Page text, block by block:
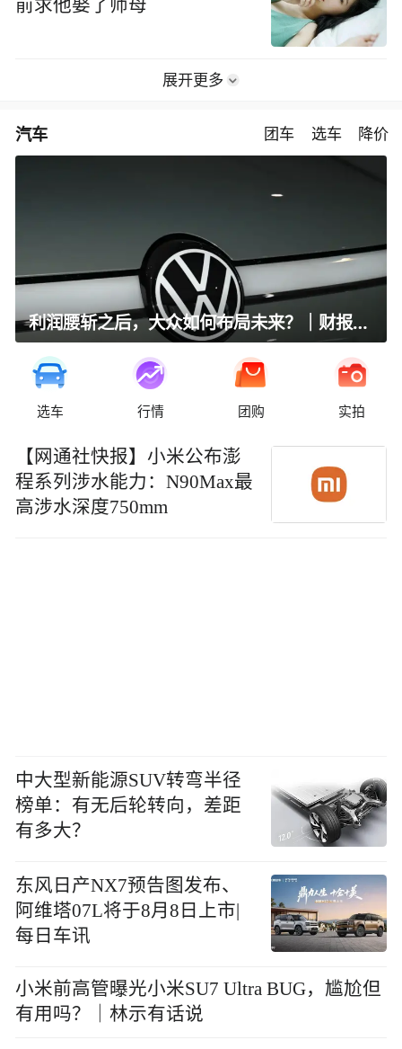
前求他娶了师母
展开更多
汽车 团车 选车 降价
利润腰斩之后，大众如何布局未来？｜财报全视角
选车 行情 团购 实拍
【网通社快报】小米公布澎
程系列涉水能力：N90Max最
高涉水深度750mm
中大型新能源SUV转弯半径
榜单：有无后轮转向，差距
有多大？
东风日产NX7预告图发布、
阿维塔07L将于8月8日上市|
每日车讯
小米前高管曝光小米SU7 Ultra BUG，尴尬但
有用吗？｜林示有话说